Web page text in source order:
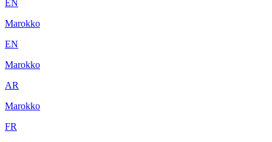
EN
Marokko
EN
Marokko
AR
Marokko
FR